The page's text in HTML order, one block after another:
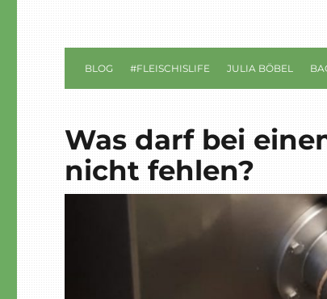
BLOG #FLEISCHISLIFE JULIA BÖBEL
Was darf bei
nicht fehlen?